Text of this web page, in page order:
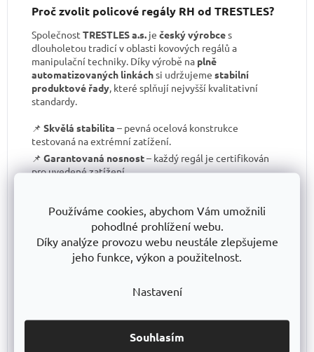
Používáme cookies, abychom Vám umožnili
pohodlné prohlížení webu.
Díky analýze provozu webu neustále zlepšujeme
jeho funkce, výkon a použitelnost.
Nastavení
Souhlasím
Proč zvolit policové regály RH od TRESTLES?
Společnost TRESTLES a.s. je český výrobces
dlouholetou tradicí v oblasti kovových regálů a
manipulační techniky. Díky výrobě na plně
automatizovaných linkáchsi udržujeme stabilní
produktové řady, které splňují nejvyšší kvalitativní
standardy.
📌 Skvělá stabilita – pevná ocelová konstrukce
testovaná na extrémní zatížení.
📌 Garantovaná nosnost– každý regál je certifikován
pro uvedené zatížení.
Bezkonkurenční poměr kvalita/cena– výborné
zpracování za férovou cenu.
📌Podpora české výroby– investujeme do lokální
produkce a technologického pokroku.
spolehněte se, že vaše skladové řešení bude
S TRESTLESsi pořizujete nejenspolehlivý regál, ale i
záruku kvality a dlouhodobé dostupnosti produktů